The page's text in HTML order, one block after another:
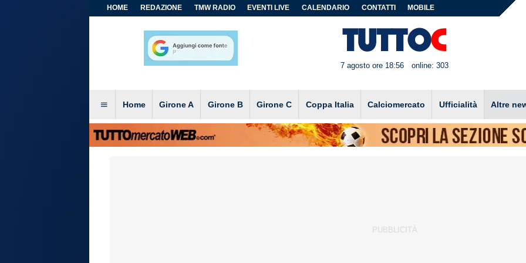
HOME REDAZIONE TMW RADIO EVENTI LIVE CALENDARIO CONTATTI MOBILE
7 agosto ore 18:56 online: 303
Home Girone A Girone B Girone C Coppa Italia Calciomercato Ufficialità Altre